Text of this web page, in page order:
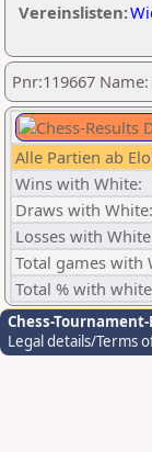
Vereinslisten:
Pnr:119667
Alle Partien ab
Wins with White:
Draws with White:
Losses with
Total games with
Total % with
Chess-
Legal details/Terms